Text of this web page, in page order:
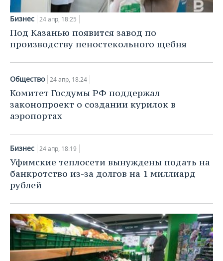
Бизнес 24 апр, 18:25
Под Казанью появится завод по
производству пеностекольного щебня
Общество 24 апр, 18:24
Комитет Госдумы РФ поддержал
законопроект о создании курилок в
аэропортах
Бизнес 24 апр, 18:19
Уфимские теплосети вынуждены подать на
банкротство из-за долгов на 1 миллиард
рублей